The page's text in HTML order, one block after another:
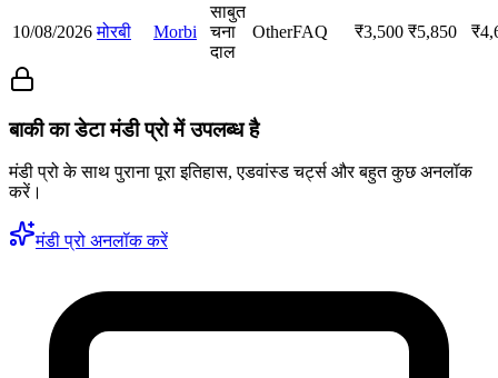
10/08/2026 मोरबी Morbi
साबुत
चना
दाल
OtherFAQ ₹3,500 ₹5,850 ₹
बाकी का डेटा मंडी प्रो में उपलब्ध है
मंडी प्रो के साथ पुराना पूरा इतिहास, एडवांस्ड चर्ट्स और बहुत कुछ अनलॉक
करें।
मंडी प्रो अनलॉक करें